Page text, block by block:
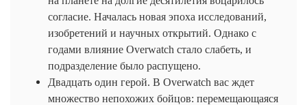
согласие. Началась новая эпоха исследований,
изобретений и научных открытий. Однако с
годами влияние Overwatch стало слабеть, и
подразделение было распущено.
Двадцать один герой. В Overwatch вас ждет
множество непохожих бойцов: перемещающаяся